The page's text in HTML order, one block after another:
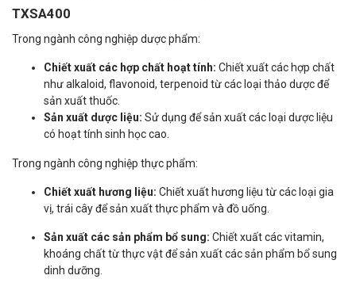
TXSA400
Trong ngành công nghiệp dược phẩm:
Chiết xuất các hợp chất hoạt tính: Chiết xuất các hợp chất
như alkaloid, flavonoid, terpenoid từ các loại thảo dược để
sản xuất thuốc.
Sản xuất dược liệu: Sử dụng để sản xuất các loại dược liệu
có hoạt tính sinh học cao.
Trong ngành công nghiệp thực phẩm:
Chiết xuất hương liệu: Chiết xuất hương liệu từ các loại gia
vị, trái cây để sản xuất thực phẩm và đồ uống.
Sản xuất các sản phẩm bổ sung: Chiết xuất các vitamin,
khoáng chất từ thực vật để sản xuất các sản phẩm bổ sung
dinh dưỡng.